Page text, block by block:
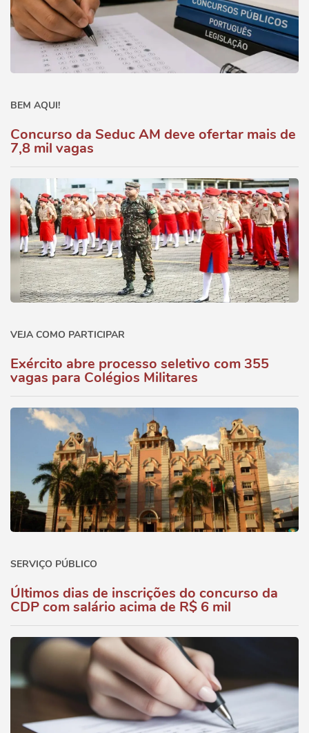
BEM AQUI!
Concurso da Seduc AM deve ofertar mais de
7,8 mil vagas
VEJA COMO PARTICIPAR
Exército abre processo seletivo com 355
vagas para Colégios Militares
SERVIÇO PÚBLICO
Últimos dias de inscrições do concurso da
CDP com salário acima de R$ 6 mil